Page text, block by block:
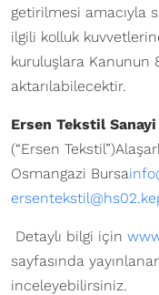
getirilmesi amacıyla
ilgili kolluk
kuruluşlara Kanunun
aktarılabilecektir.
Ersen Tekstil
(“Ersen
Osmangazi Bursa
Detaylı bilgi için
sayfasında
inceleyebilirsiniz.